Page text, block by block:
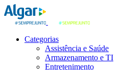
Categorias
Assistência e Saúde
Armazenamento e TI
Entretenimento